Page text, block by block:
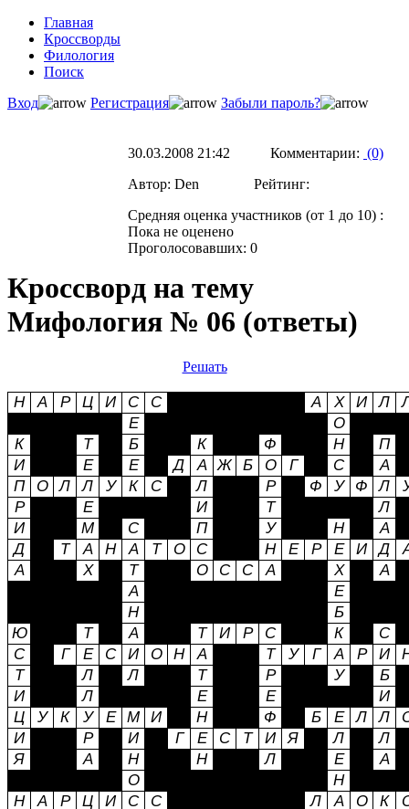
Главная
Кроссворды
Филология
Поиск
Вход
Регистрация Забыли пароль?
30.03.2008 21:42 Комментарии: (0)
Автор: Den Рейтинг:
Средняя оценка участников (от 1 до 10) :
Пока не оценено
Проголосовавших: 0
Кроссворд на тему
Мифология № 06 (ответы)
Решать